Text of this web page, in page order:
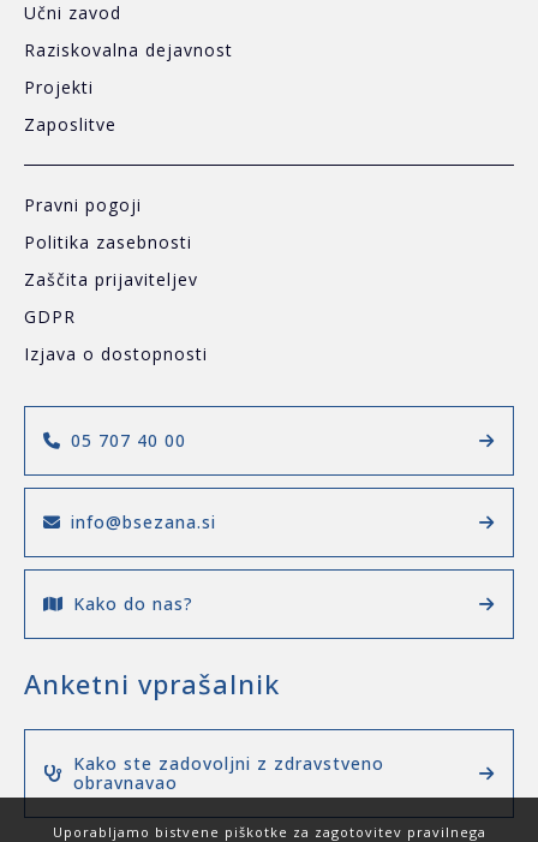
Učni zavod
Raziskovalna dejavnost
Projekti
Zaposlitve
Pravni pogoji
Politika zasebnosti
Zaščita prijaviteljev
GDPR
Izjava o dostopnosti
05 707 40 00
info@bsezana.si
Kako do nas?
Anketni vprašalnik
Kako ste zadovoljni z zdravstveno
obravnavao
Uporabljamo bistvene piškotke za zagotovitev pravilnega